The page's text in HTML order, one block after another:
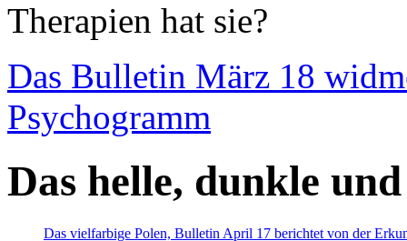
Therapien hat sie?
Das Bulletin März 18
Psychogramm
Das helle, dunkle
Das vielfarbige Polen, Bulletin April 17 berichtet von der